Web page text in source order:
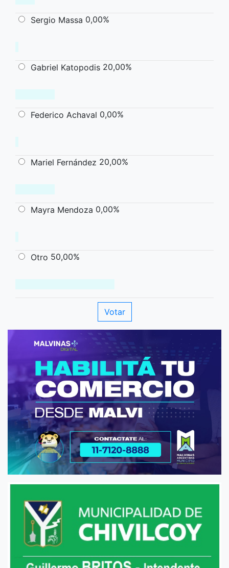
Sergio Massa 0,00%
Gabriel Katopodis 20,00%
Federico Achaval 0,00%
Mariel Fernández 20,00%
Mayra Mendoza 0,00%
Otro 50,00%